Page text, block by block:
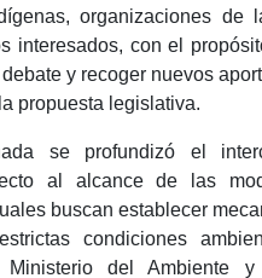
organizaciones de
interesados, con el
y recoger nuevos
propuesta legislativa.
se profundizó el
al alcance de las
buscan establecer
condiciones
del Ambiente y